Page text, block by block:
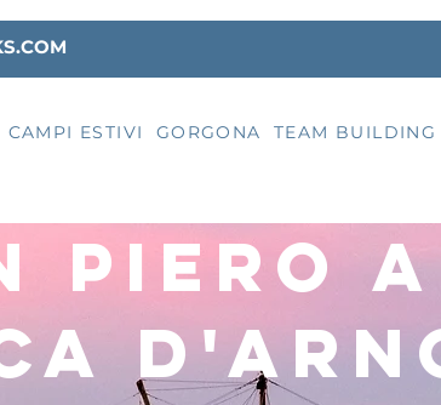
CAMPI ESTIVI GORGONA TEAM BUILDING
PIERO